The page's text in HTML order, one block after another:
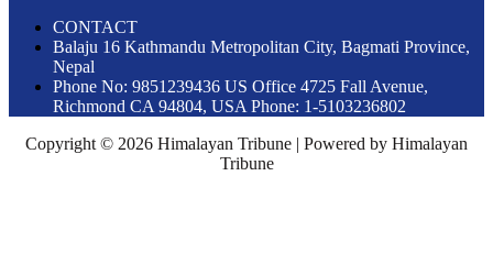
CONTACT
Balaju 16 Kathmandu Metropolitan City, Bagmati Province,
Nepal
Phone No: 9851239436 US Office 4725 Fall Avenue,
Richmond CA 94804, USA Phone: 1-5103236802
Copyright © 2026 Himalayan Tribune | Powered by Himalayan
Tribune